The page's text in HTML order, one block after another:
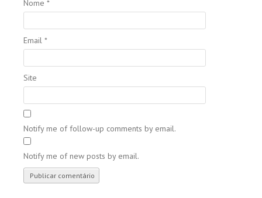
Nome *
Email *
Site
Notify me of follow-up comments by email.
Notify me of new posts by email.